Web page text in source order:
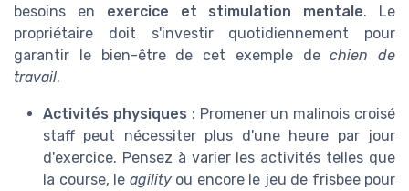
besoins en exercice et stimulation mentale. Le
propriétaire doit s'investir quotidiennement pour
garantir le bien-être de cet exemple dechien de
travail.
Activités physiques : Promener un malinois croisé
staff peut nécessiter plus d'une heure par jour
d'exercice. Pensez à varier les activités telles que
la course, le agilityou encore le jeu de frisbee pour